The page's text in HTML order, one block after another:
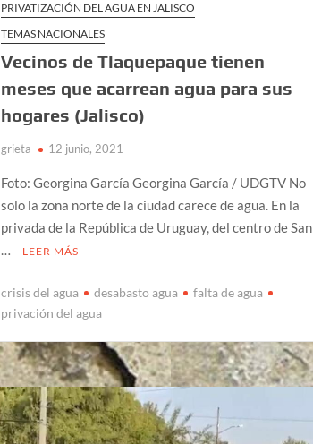
PRIVATIZACIÓN DEL AGUA EN JALISCO
TEMAS NACIONALES
Vecinos de Tlaquepaque tienen
meses que acarrean agua para sus
hogares (Jalisco)
grieta 12 junio, 2021
Foto: Georgina García Georgina García / UDGTV No
solo la zona norte de la ciudad carece de agua. En la
privada de la República de Uruguay, del centro de San
…
LEER MÁS
crisis del agua desabasto agua
falta de agua
privación del agua